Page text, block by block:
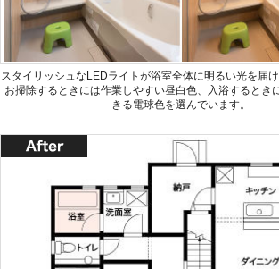
スタイリッシュなLEDライトが浴室全体に明るい光を届
お掃除するときには作業しやすい昼白色、入浴するとき
きる電球色を選んでいます。